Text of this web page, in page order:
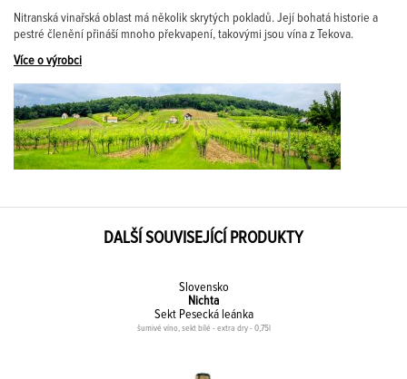
Nitranská vinařská oblast má několik skrytých pokladů. Její bohatá historie a
pestré členění přináší mnoho překvapení, takovými jsou vína z Tekova.
Více o výrobci
DALŠÍ SOUVISEJÍCÍ PRODUKTY
Slovensko
Nichta
Sekt Pesecká leánka
šumivé víno, sekt bílé - extra dry - 0,75l